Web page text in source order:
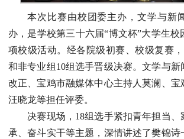
本次比赛由校团委主办，文学与新
办，是学校第三十六届“博文杯”大学生校
项校级活动。经各院级初赛、校级复赛
和非专业组10组选手晋级决赛。文学与新
改正、宝鸡市融媒体中心主持人莫澜、宝
汪晓龙等担任评委。
决赛现场，18组选手紧扣青年担当
承、奋斗实干等主题，深情讲述了樊锦诗